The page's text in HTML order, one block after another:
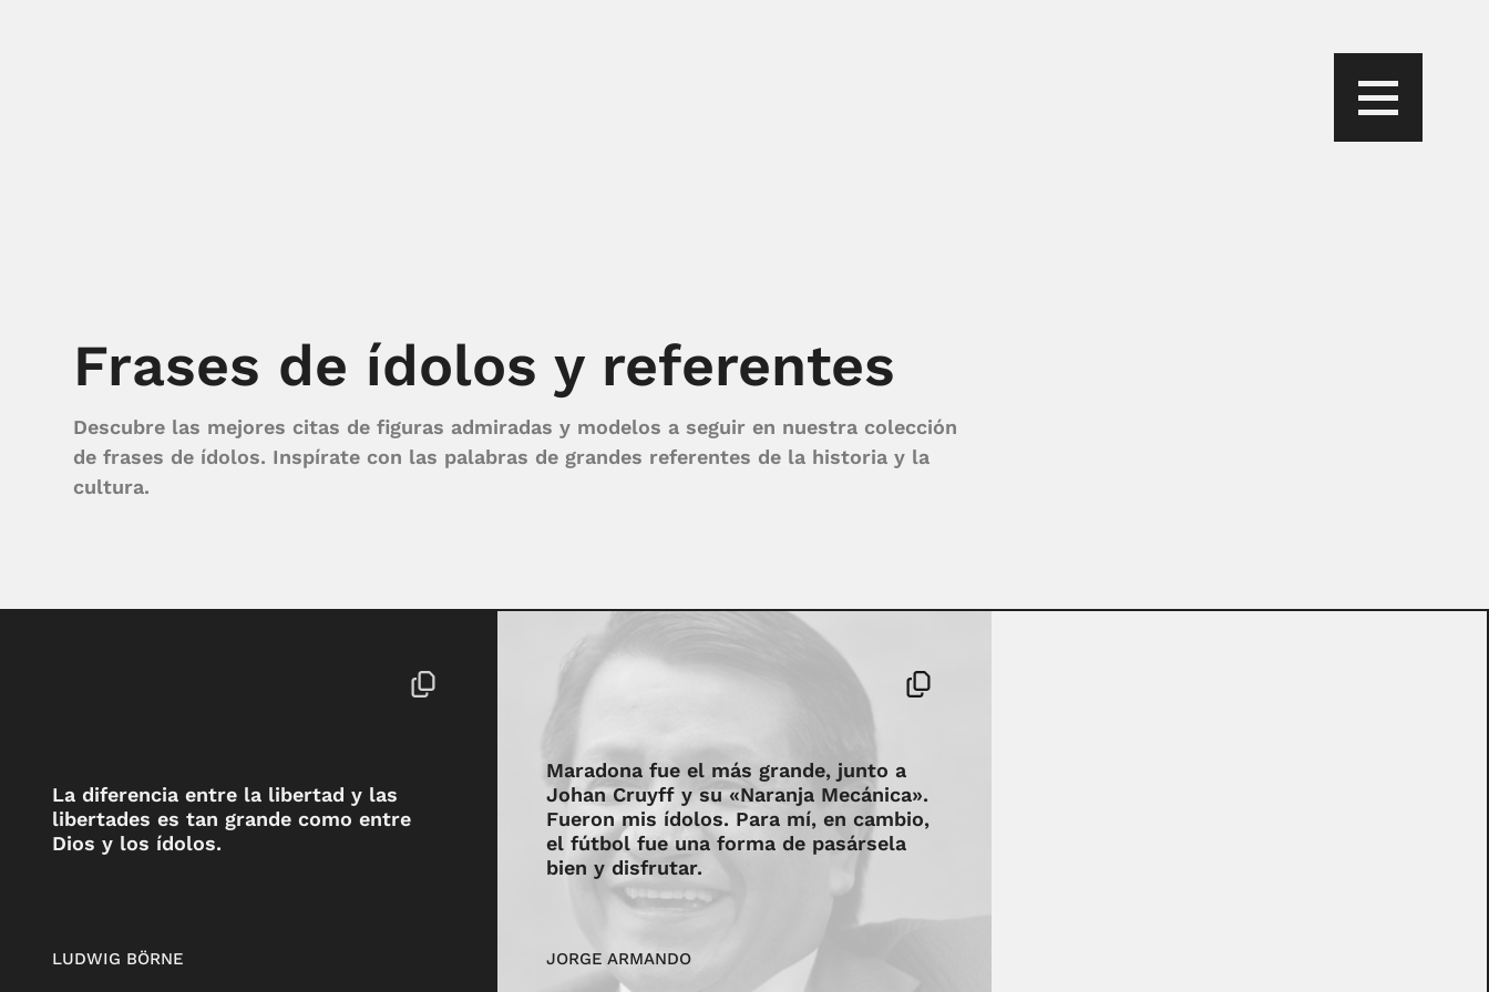
Frases de ídolos y referentes
Descubre las mejores citas de figuras admiradas y modelos a seguir en nuestra colección
de frases de ídolos. Inspírate con las palabras de grandes referentes de la historia y la
cultura.
La diferencia entre la libertad y las
libertades es tan grande como entre
Dios y los ídolos.
LUDWIG BÖRNE
Maradona fue el más grande, junto a
Johan Cruyff y su «Naranja Mecánica».
Fueron mis ídolos. Para mí, en cambio,
el fútbol fue una forma de pasársela
bien y disfrutar.
JORGE ARMANDO